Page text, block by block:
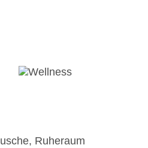
Ruheraum